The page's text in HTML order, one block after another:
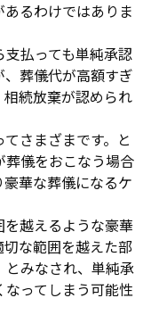
るわけではありま
払っても単純承認
葬儀代が高額すぎ
続放棄が認められ
さまざまです。と
葬儀をおこなう場合
華な葬儀になるケ
越えるような豪華
な範囲を越えた部
みなされ、単純承
ってしまう可能性